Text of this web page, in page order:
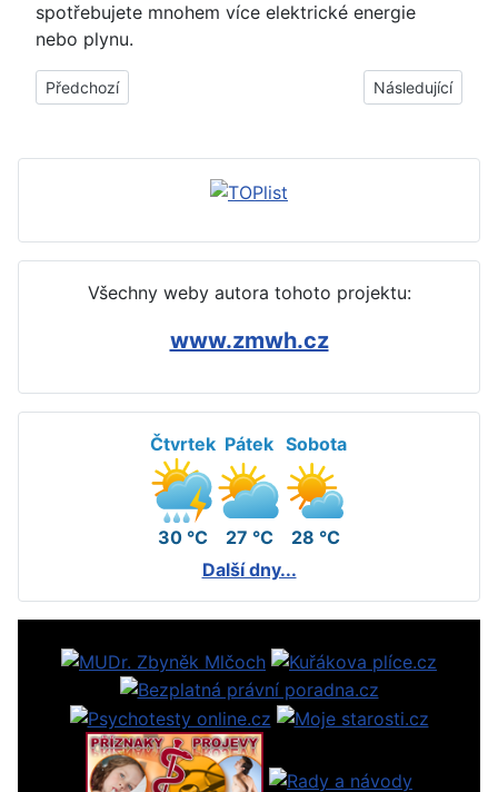
spotřebujete mnohem více elektrické energie
nebo plynu.
Předchozí článek: Jak ušetřit za topení - reflexní folie,
Předchozí Další článek:
Následující
Všechny weby autora tohoto projektu:
www.zmwh.cz
Čtvrtek
30 °C
Pátek
27 °C
Sobota
28 °C
Další dny...